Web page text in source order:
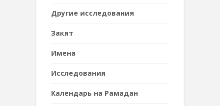
Другие исследования
Закят
Имена
Исследования
Календарь на Рамадан